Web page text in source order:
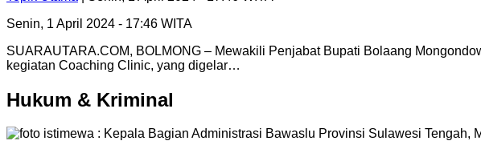
Senin, 1 April 2024 - 17:46 WITA
SUARAUTARA.COM, BOLMONG – Mewakili Penjabat Bupati Bolaang
kegiatan Coaching Clinic, yang digelar…
Hukum & Kriminal